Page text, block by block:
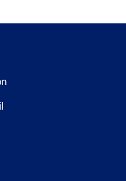
0 5 6 2 1 7 0 1 0
info@bad-wildungen.de